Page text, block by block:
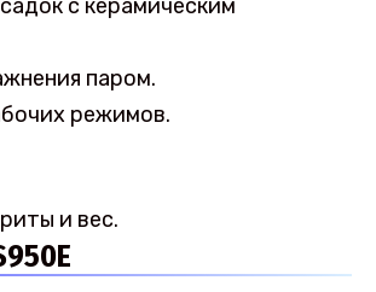
с керамическим
паром.
режимов.
и вес.